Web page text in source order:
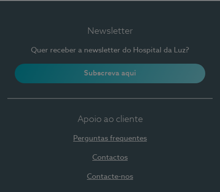
Newsletter
Quer receber a newsletter do Hospital da Luz?
Subscreva aqui
Apoio ao cliente
Perguntas frequentes
Contactos
Contacte-nos